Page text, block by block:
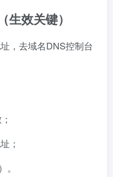
效关键）
，去域名DNS控制台
；